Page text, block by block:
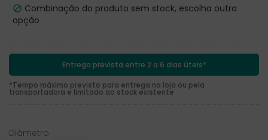
 Combinação do produto sem stock, escolha outra
opção
Entrega prevista entre 2 a 6 dias úteis*
*Tempo máximo previsto para entrega na loja ou pela
transportadora e limitado ao stock existente
Diâmetro